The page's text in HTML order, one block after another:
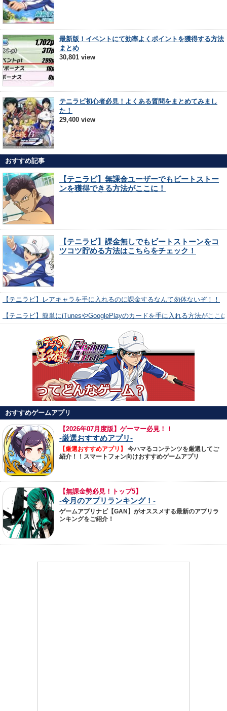
最新版！イベントにて効率よくポイントを獲得する方法
まとめ
30,801 view
テニラビ初心者必見！よくある質問をまとめてみまし
た！
29,400 view
おすすめ記事
【テニラビ】無課金ユーザーでもビートストー
ンを獲得できる方法がここに！
【テニラビ】課金無しでもビートストーンをコ
ツコツ貯める方法はこちらをチェック！
【テニラビ】レアキャラを手に入れるのに課金するなんて勿体ないぞ！！
【テニラビ】簡単にiTunesやGooglePlayのカードを手に入れる方法がここ
おすすめゲームアプリ
【2026年07月度版】ゲーマー必見！！
-厳選おすすめアプリ-
【厳選おすすめアプリ】
今ハマるコンテンツを厳選してご
紹介！！スマートフォン向けおすすめゲームアプリ
【無課金勢必見！トップ5】
-今月のアプリランキング！-
ゲームアプリナビ【GAN】がオススメする最新のアプリラ
ンキングをご紹介！